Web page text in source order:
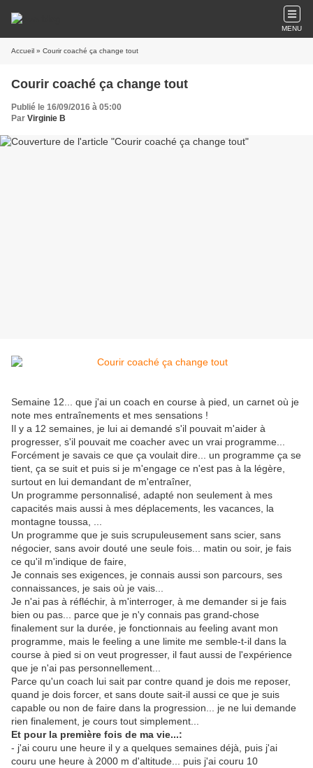
MENU
Accueil » Courir coaché ça change tout
Courir coaché ça change tout
Publié le 16/09/2016 à 05:00
Par Virginie B
Semaine 12... que j'ai un coach en course à pied, un carnet où je
note mes entraînements et mes sensations !
Il y a 12 semaines, je lui ai demandé s'il pouvait m'aider à
progresser, s'il pouvait me coacher avec un vrai programme...
Forcément je savais ce que ça voulait dire... un programme ça se
tient, ça se suit et puis si je m'engage ce n'est pas à la légère,
surtout en lui demandant de m'entraîner,
Un programme personnalisé, adapté non seulement à mes
capacités mais aussi à mes déplacements, les vacances, la
montagne toussa, ...
Un programme que je suis scrupuleusement sans scier, sans
négocier, sans avoir douté une seule fois... matin ou soir, je fais
ce qu'il m'indique de faire,
Je connais ses exigences, je connais aussi son parcours, ses
connaissances, je sais où je vais...
Je n'ai pas à réfléchir, à m'interroger, à me demander si je fais
bien ou pas... parce que je n'y connais pas grand-chose
finalement sur la durée, je fonctionnais au feeling avant mon
programme, mais le feeling a une limite me semble-t-il dans la
course à pied si on veut progresser, il faut aussi de l'expérience
que je n'ai pas personnellement...
Parce qu'un coach lui sait par contre quand je dois me reposer,
quand je dois forcer, et sans doute sait-il aussi ce que je suis
capable ou non de faire dans la progression... je ne lui demande
rien finalement, je cours tout simplement...
Et pour la première fois de ma vie...:
- j'ai couru une heure il y a quelques semaines déjà, puis j'ai
couru une heure à 2000 m d'altitude... puis j'ai couru 10